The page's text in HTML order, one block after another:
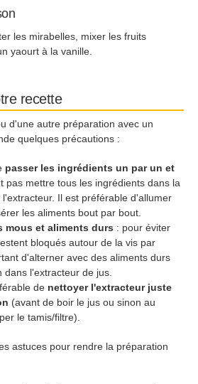
les mirabelles, mixer les fruits
yaourt à la vanille.
recette
d'une autre préparation avec un
quelques précautions :
passer les ingrédients un par un et
pas mettre tous les ingrédients dans la
Il est préférable d'allumer
les aliments bout par bout.
mous et aliments durs : pour éviter
bloqués autour de la vis par
d'alterner avec des aliments durs
l'extracteur de jus.
de nettoyer l'extracteur juste
(avant de boir le jus ou sinon au
le tamis/filtre).
astuces pour rendre la préparation